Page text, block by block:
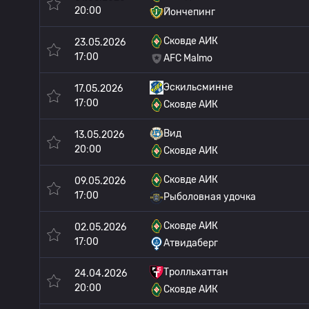
20:00
Йончепинг
23.05.2026
17:00
Сковде АИК
AFC Malmo
17.05.2026
17:00
Эскильсминне
Сковде АИК
13.05.2026
20:00
Вид
Сковде АИК
09.05.2026
17:00
Сковде АИК
Рыболовная удочка
02.05.2026
17:00
Сковде АИК
Атвидаберг
24.04.2026
20:00
Тролльхаттан
Сковде АИК